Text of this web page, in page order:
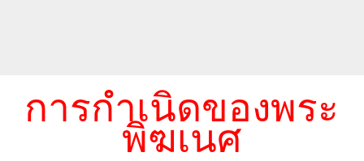
การกำเนิดของพระ
พิฆเนศ